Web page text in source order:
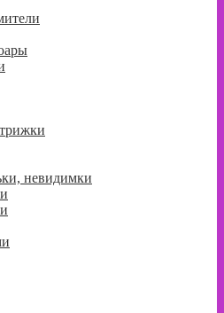
невидимки